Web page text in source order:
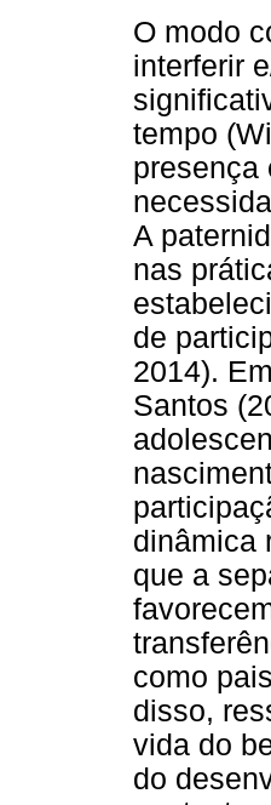
O modo
interferir
tempo
presença
A
nas
de
2014).
Santos
dinâmica
que a
como
disso,
vida do
do